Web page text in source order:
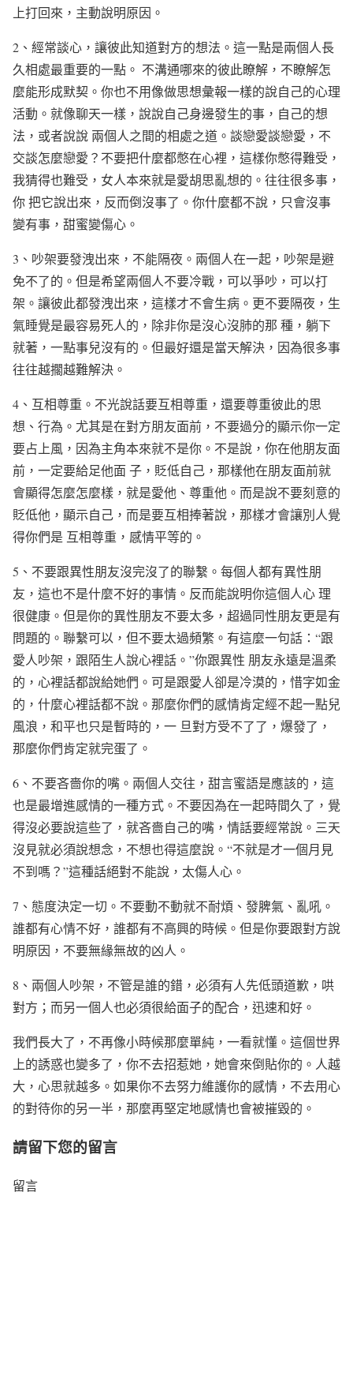
上打回來，主動說明原因。
2、經常談心，讓彼此知道對方的想法。這一點是兩個人長
久相處最重要的一點。 不溝通哪來的彼此瞭解，不瞭解怎
麼能形成默契。你也不用像做思想彙報一樣的說自己的心理
活動。就像聊天一樣，說說自己身邊發生的事，自己的想
法，或者說說 兩個人之間的相處之道。談戀愛談戀愛，不
交談怎麼戀愛？不要把什麼都憋在心裡，這樣你憋得難受，
我猜得也難受，女人本來就是愛胡思亂想的。往往很多事，
你 把它說出來，反而倒沒事了。你什麼都不說，只會沒事
變有事，甜蜜變傷心。
3、吵架要發洩出來，不能隔夜。兩個人在一起，吵架是避
免不了的。但是希望兩個人不要冷戰，可以爭吵，可以打
架。讓彼此都發洩出來，這樣才不會生病。更不要隔夜，生
氣睡覺是最容易死人的，除非你是沒心沒肺的那 種，躺下
就著，一點事兒沒有的。但最好還是當天解決，因為很多事
往往越擱越難解決。
4、互相尊重。不光說話要互相尊重，還要尊重彼此的思
想、行為。尤其是在對方朋友面前，不要過分的顯示你一定
要占上風，因為主角本來就不是你。不是說，你在他朋友面
前，一定要給足他面 子，貶低自己，那樣他在朋友面前就
會顯得怎麼怎麼樣，就是愛他、尊重他。而是說不要刻意的
貶低他，顯示自己，而是要互相捧著說，那樣才會讓別人覺
得你們是 互相尊重，感情平等的。
5、不要跟異性朋友沒完沒了的聯繫。每個人都有異性朋
友，這也不是什麼不好的事情。反而能說明你這個人心 理
很健康。但是你的異性朋友不要太多，超過同性朋友更是有
問題的。聯繫可以，但不要太過頻繁。有這麼一句話：“跟
愛人吵架，跟陌生人說心裡話。”你跟異性 朋友永遠是溫柔
的，心裡話都說給她們。可是跟愛人卻是冷漠的，惜字如金
的，什麼心裡話都不說。那麼你們的感情肯定經不起一點兒
風浪，和平也只是暫時的，一 旦對方受不了了，爆發了，
那麼你們肯定就完蛋了。
6、不要吝嗇你的嘴。兩個人交往，甜言蜜語是應該的，這
也是最增進感情的一種方式。不要因為在一起時間久了，覺
得沒必要說這些了，就吝嗇自己的嘴，情話要經常說。三天
沒見就必須說想念，不想也得這麼說。“不就是才一個月見
不到嗎？”這種話絕對不能說，太傷人心。
7、態度決定一切。不要動不動就不耐煩、發脾氣、亂吼。
誰都有心情不好，誰都有不高興的時候。但是你要跟對方說
明原因，不要無緣無故的凶人。
8、兩個人吵架，不管是誰的錯，必須有人先低頭道歉，哄
對方；而另一個人也必須很給面子的配合，迅速和好。
我們長大了，不再像小時候那麼單純，一看就懂。這個世界
上的誘惑也變多了，你不去招惹她，她會來倒貼你的。人越
大，心思就越多。如果你不去努力維護你的感情，不去用心
的對待你的另一半，那麼再堅定地感情也會被摧毀的。
請留下您的留言
留言